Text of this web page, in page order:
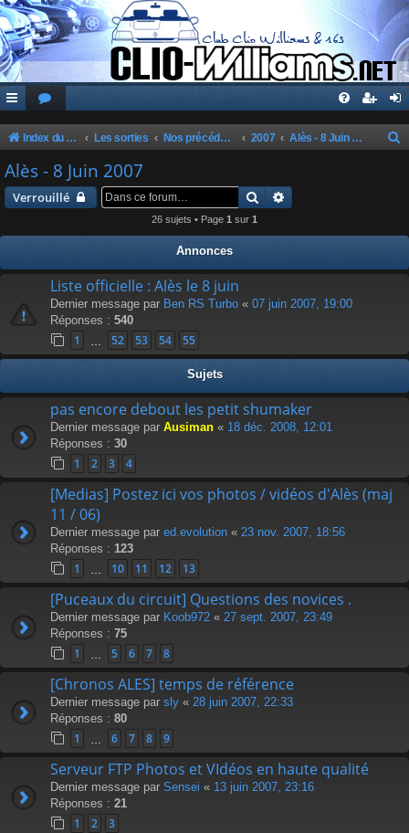
Index du forum Les sorties Nos précédentes sorties 2007 Alès - 8 Juin 2007
Alès - 8 Juin 2007
Verrouillé Rechercher
26 sujets • Page 1 sur 1
Annonces
Liste officielle : Alès le 8 juin
Dernier message par Ben RS Turbo « 07 juin 2007, 19:00
Réponses : 540
1 52 53 54 55
Sujets
pas encore debout les petit shumaker
Dernier message par Ausiman « 18 déc. 2008, 12:01
Réponses : 30
1 2 3 4
[Medias] Postez ici vos photos / vidéos d'Alès (maj
11 / 06)
Dernier message par ed.evolution « 23 nov. 2007, 18:56
Réponses : 123
1 10 11 12 13
[Puceaux du circuit] Questions des novices .
Dernier message par Koob972 « 27 sept. 2007, 23:49
Réponses : 75
1 5 6 7 8
[Chronos ALES] temps de référence
Dernier message par sly « 28 juin 2007, 22:33
Réponses : 80
1 6 7 8 9
Serveur FTP Photos et VIdéos en haute qualité
Dernier message par Sensei « 13 juin 2007, 23:16
Réponses : 21
1 2 3